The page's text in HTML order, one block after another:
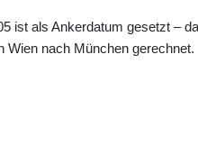
ist als Ankerdatum gesetzt –
Wien nach München gerechnet.